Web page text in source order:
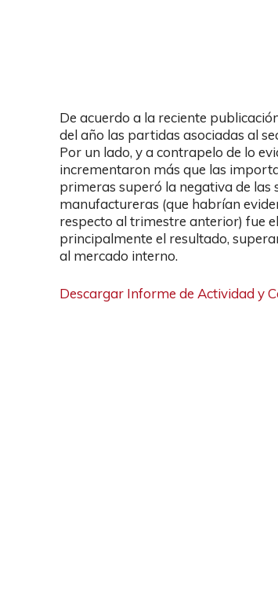
De acuerdo a la reciente
del año las partidas asociadas al
Por un lado, y a contrapelo de lo
incrementaron más que las
primeras superó la negativa de las
manufactureras (que habrían
respecto al trimestre anterior) fue
principalmente el resultado,
al mercado interno.
Descargar Informe de Actividad y